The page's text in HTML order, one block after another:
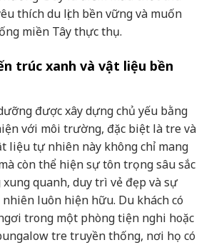
thích du lịch bền vững và muốn
miền Tây thực thụ.
trúc xanh và vật liệu bền
được xây dựng chủ yếu bằng
với môi trường, đặc biệt là tre và
liệu tự nhiên này không chỉ mang
còn thể hiện sự tôn trọng sâu sắc
quanh, duy trì vẻ đẹp và sự
luôn hiện hữu. Du khách có
trong một phòng tiện nghi hoặc
tre truyền thống, nơi họ có